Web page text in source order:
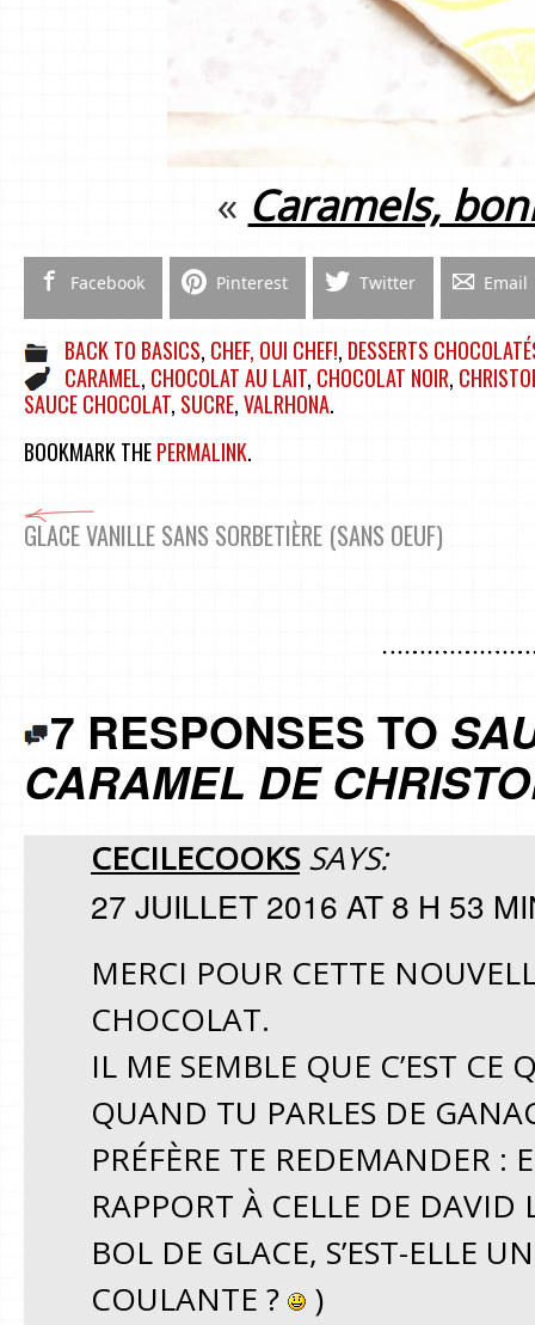
« Caramels,
Facebook Pinterest Twitter Email
BACK TO BASICS, CHEF, OUI CHEF!, DESSERTS
CARAMEL, CHOCOLAT AU LAIT, CHOCOLAT NOIR,
SAUCE CHOCOLAT, SUCRE,VALRHONA.
BOOKMARK THEPERMALINK.
GLACE VANILLE SANS SORBETIÈRE (SANS OEUF)
7 RESPONSES TO
CARAMEL DE
CECILECOOKS SAYS:
27 JUILLET 2016 AT 8 H 53
MERCI POUR CETTE
CHOCOLAT.
IL ME SEMBLE QUE C’EST CE
QUAND TU PARLES DE
PRÉFÈRE TE REDEMANDER :
RAPPORT À CELLE DE
BOL DE GLACE, S’EST-ELLE
COULANTE ?
)